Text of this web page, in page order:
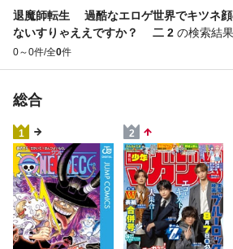
退魔師転生 過酷なエロゲ世界でキツネ顔
ないすりゃええですか？ 二 2 の検索結果
0～0件/全0件
総合
1 2